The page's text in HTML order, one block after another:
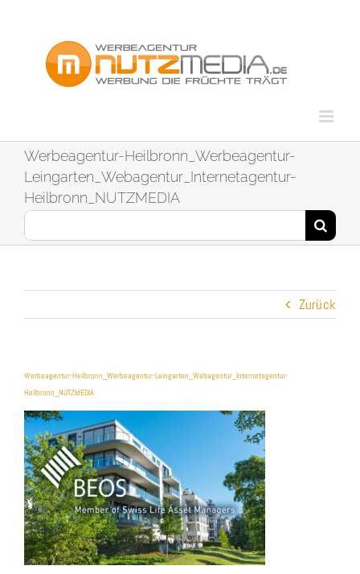
Werbeagentur-Heilbronn_Werbeagentur-
Leingarten_Webagentur_Internetagentur-
Heilbronn_NUTZMEDIA
Suche
nach:
Zurück
Werbeagentur-Heilbronn_Werbeagentur-Leingarten_Webagentur_Internetagentur-
Heilbronn_NUTZMEDIA